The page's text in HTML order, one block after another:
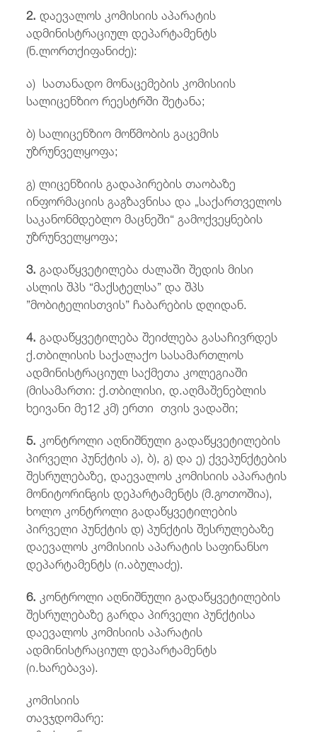
2.დაევალოს კომისიის აპარატის
ადმინისტრაციულ დეპარტამენტს
(ნ.ლორთქიფანიძე):
ა) სათანადო მონაცემების კომისიის
სალიცენზიო რეესტრში შეტანა;
ბ) სალიცენზიო მოწმობის გაცემის
უზრუნველყოფა;
გ) ლიცენზიის გადაპირების თაობაზე
ინფორმაციის გაგზავნისა და „საქართველოს
საკანონმდებლო მაცნეში“ გამოქვეყნების
უზრუნველყოფა;
3.გადაწყვეტილება ძალაში შედის მისი
ასლის შპს “მაქსტელსა” და შპს
”მობიტელისთვის” ჩაბარების დღიდან.
4.გადაწყვეტილება შეიძლება გასაჩივრდეს
ქ.თბილისის საქალაქო სასამართლოს
ადმინისტრაციულ საქმეთა კოლეგიაში
(მისამართი: ქ.თბილისი, დ.აღმაშენებლის
ხეივანი მე12 კმ) ერთი თვის ვადაში;
5.კონტროლი აღნიშნული გადაწყვეტილების
პირველი პუნქტის ა), ბ), გ) და ე) ქვეპუნქტების
შესრულებაზე, დაევალოს კომისიის აპარატის
მონიტორინგის დეპარტამენტს (მ.გოთოშია),
ხოლო კონტროლი გადაწყვეტილების
პირველი პუნქტის დ) პუნქტის შესრულებაზე
დაევალოს კომისიის აპარატის საფინანსო
დეპარტამენტს (ი.აბულაძე).
6.კონტროლი აღნიშნული გადაწყვეტილების
შესრულებაზე გარდა პირველი პუნქტისა
დაევალოს კომისიის აპარატის
ადმინისტრაციულ დეპარტამენტს
(ი.ხარებავა).
კომისიის